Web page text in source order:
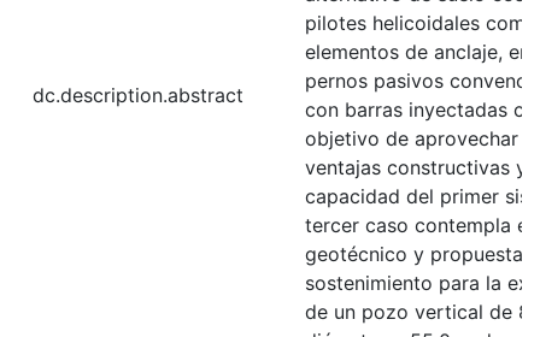
dc.description.abstract
pilotes helicoidales como
elementos de anclaje, en
pernos pasivos
con barras inyectadas
objetivo de aprovechar
ventajas constructivas y
capacidad del primer
tercer caso contempla el
geotécnico y propuesta
sostenimiento para la
de un pozo vertical de